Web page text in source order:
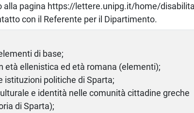
alla pagina https://lettere.unipg.it/home/
con il Referente per il Dipartimento.
di base;
età ellenistica ed età romana (elementi);
istituzioni politiche di Sparta;
e identità nelle comunità cittadine greche
di Sparta);